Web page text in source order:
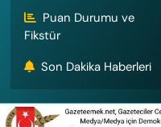
Puan Durumu ve
Fikstür
Son Dakika Haberleri